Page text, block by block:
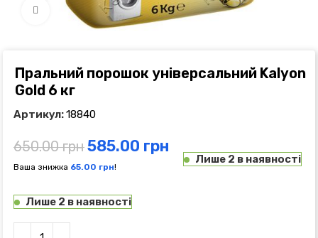
Click to enlarge
Пральний порошок універсальний Kalyon
Gold 6 кг
Артикул:18840
650.00грн585.00 грн
Ваша знижка 65.00 грн!
Лише 2 в наявності
Лише 2 в наявності